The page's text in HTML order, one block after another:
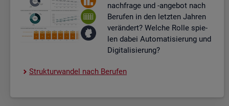
nach­fra­ge und -an­ge­bot nach
Be­ru­fen in den letz­ten Jah­ren
ver­än­dert? Wel­che Rolle spie­
len dabei Au­to­ma­ti­sie­rung und
Di­gi­ta­li­sie­rung?
Struk­tur­wan­del nach Be­ru­fen